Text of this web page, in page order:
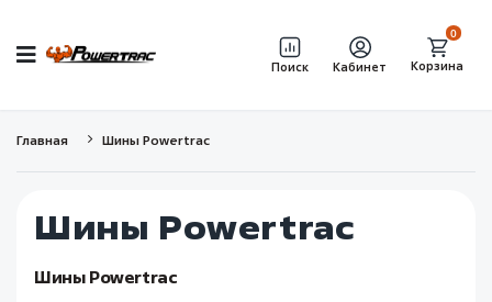
Поиск Кабинет Корзина
0
Главная Шины Powertrac
Шины Powertrac
Шины Powertrac